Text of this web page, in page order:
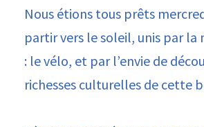
Nous étions tous prêts
partir vers le soleil, unis par la
: le vélo, et par l’envie de
richesses culturelles de cette